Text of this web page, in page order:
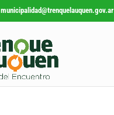
municipalidad@trenquelauquen.gov.ar